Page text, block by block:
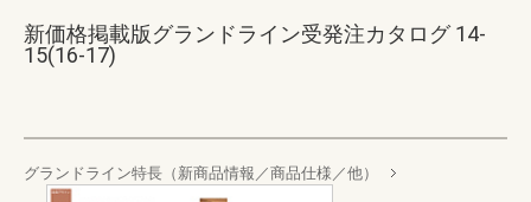
新価格掲載版グランドライン受発注カタログ 14-
15(16-17)
グランドライン特長（新商品情報／商品仕様／他）